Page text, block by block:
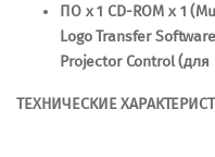
ПО x 1 CD-ROM х 1
Logo Transfer
Projector Control
ТЕХНИЧЕСКИЕ